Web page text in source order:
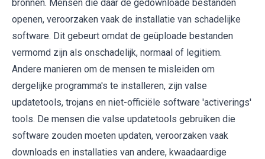
bronnen. Mensen die daar de gedownloade bestanden
openen, veroorzaken vaak de installatie van schadelijke
software. Dit gebeurt omdat de geüploade bestanden
vermomd zijn als onschadelijk, normaal of legitiem.
Andere manieren om de mensen te misleiden om
dergelijke programma's te installeren, zijn valse
updatetools, trojans en niet-officiële software 'activerings'
tools. De mensen die valse updatetools gebruiken die
software zouden moeten updaten, veroorzaken vaak
downloads en installaties van andere, kwaadaardige